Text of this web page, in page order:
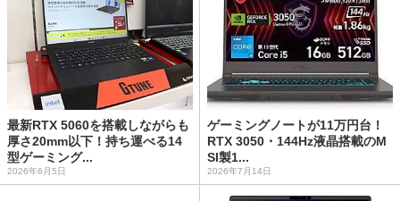
最新RTX 5060を搭載しながらも
厚さ20mm以下！持ち運べる14
型ゲーミング...
2026年6月5日
ゲーミングノートが11万円台！
RTX 3050・144Hz液晶搭載のM
SI製1...
2026年7月14日